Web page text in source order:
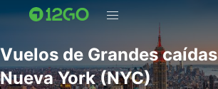
Vuelos de Grandes
Nueva York (NYC)